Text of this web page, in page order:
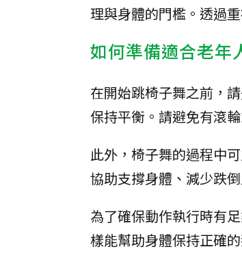
理與身體的門檻。透過
如何準備適合老年
在開始跳椅子舞之前，
保持平衡。請避免有滾
此外，椅子舞的過程中
協助支撐身體、減少跌
為了確保動作執行時有
樣能幫助身體保持正確